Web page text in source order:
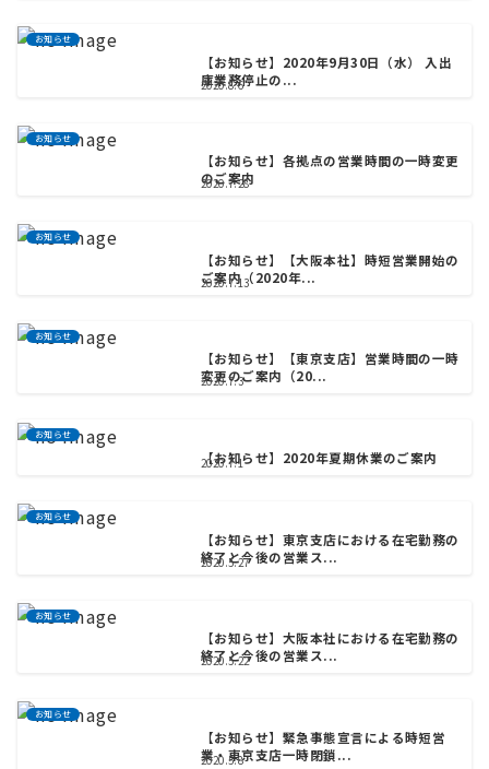
お知らせ
【お知らせ】2020年9月30日（水） 入出
庫業務停止の...
2020.8.6
お知らせ
【お知らせ】各拠点の営業時間の一時変更
のご案内
2020.7.28
お知らせ
【お知らせ】【大阪本社】時短営業開始の
ご案内（2020年...
2020.7.13
お知らせ
【お知らせ】【東京支店】営業時間の一時
変更のご案内（20...
2020.7.3
お知らせ
【お知らせ】2020年夏期休業のご案内
2020.7.1
お知らせ
【お知らせ】東京支店における在宅勤務の
終了と今後の営業ス...
2020.5.27
お知らせ
【お知らせ】大阪本社における在宅勤務の
終了と今後の営業ス...
2020.5.22
お知らせ
【お知らせ】緊急事態宣言による時短営
業・東京支店一時閉鎖...
2020.5.8